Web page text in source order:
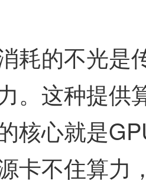
的不光是
。这种提供
核心就是
卡不住算力